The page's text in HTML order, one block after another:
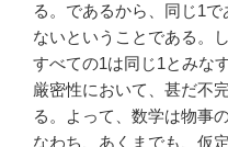
る。であるから、同じ1
ないということである。
すべての1は同じ1とみな
厳密性において、甚だ不
る。よって、数学は物事
なわち、あくまでも、仮